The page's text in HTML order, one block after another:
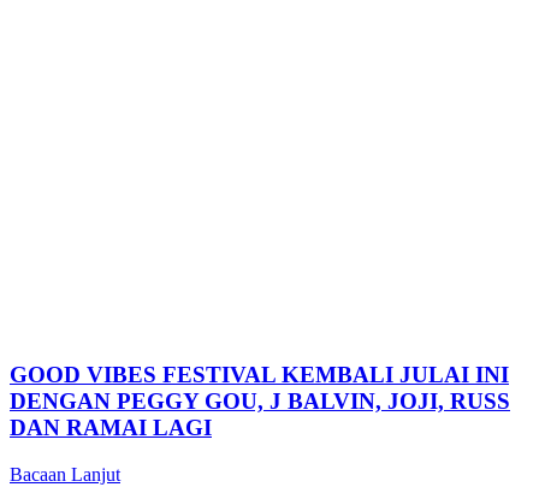
GOOD VIBES FESTIVAL KEMBALI JULAI INI
DENGAN PEGGY GOU, J BALVIN, JOJI, RUSS
DAN RAMAI LAGI
Bacaan Lanjut